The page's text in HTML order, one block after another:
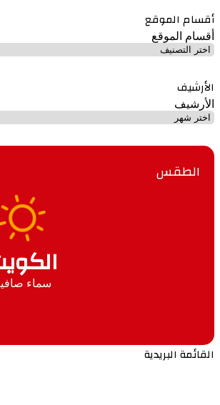
أقسام الموقع
أقسام الموقع
الأرشيف
الأرشيف
الطقس
سماء
القائمة البريدية